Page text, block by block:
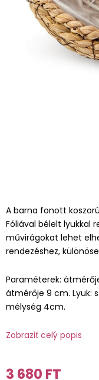
A barna fonott
Fóliával bélelt lyukkal
művirágokat lehet
rendezéshez,
Paraméterek:
átmérője 9 cm. Lyuk:
mélység 4cm.
Zobraziť celý popis
3 680 FT